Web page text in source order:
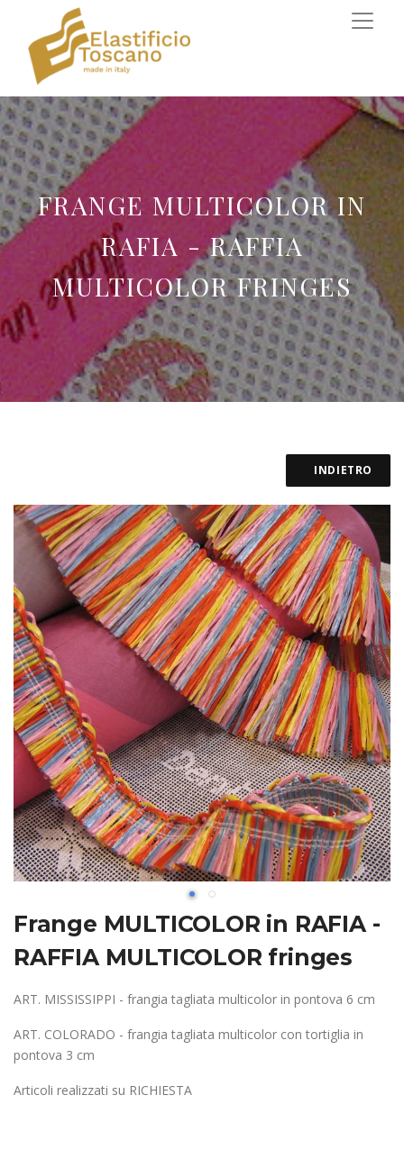
FRANGE MULTICOLOR IN
RAFIA - RAFFIA
MULTICOLOR FRINGES
INDIETRO
Frange MULTICOLOR in RAFIA -
RAFFIA MULTICOLOR fringes
ART. MISSISSIPPI - frangia tagliata multicolor in pontova 6 cm
ART. COLORADO - frangia tagliata multicolor con tortiglia in
pontova 3 cm
Articoli realizzati su RICHIESTA